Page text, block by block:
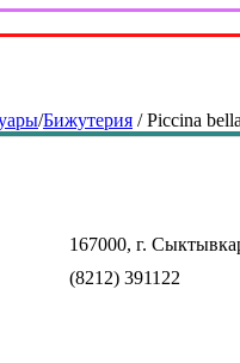
/Бижутерия / Piccina
167000, г.
(8212) 391122